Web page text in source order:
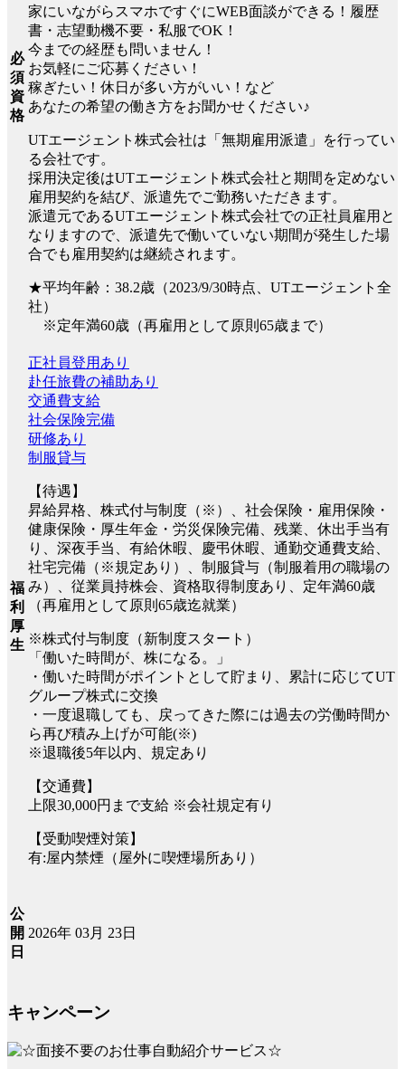
必
須
資
格
家にいながらスマホですぐにWEB面談ができる！履歴
書・志望動機不要・私服でOK！
今までの経歴も問いません！
お気軽にご応募ください！
稼ぎたい！休日が多い方がいい！など
あなたの希望の働き方をお聞かせください♪
UTエージェント株式会社は「無期雇用派遣」を行ってい
る会社です。
採用決定後はUTエージェント株式会社と期間を定めない
雇用契約を結び、派遣先でご勤務いただきます。
派遣元であるUTエージェント株式会社での正社員雇用と
なりますので、派遣先で働いていない期間が発生した場
合でも雇用契約は継続されます。
★平均年齢：38.2歳（2023/9/30時点、UTエージェント全
社）
※定年満60歳（再雇用として原則65歳まで）
福
利
厚
生
正社員登用あり
赴任旅費の補助あり
交通費支給
社会保険完備
研修あり
制服貸与
【待遇】
昇給昇格、株式付与制度（※）、社会保険・雇用保険・
健康保険・厚生年金・労災保険完備、残業、休出手当有
り、深夜手当、有給休暇、慶弔休暇、通勤交通費支給、
社宅完備（※規定あり）、制服貸与（制服着用の職場の
み）、従業員持株会、資格取得制度あり、定年満60歳
（再雇用として原則65歳迄就業）
※株式付与制度（新制度スタート）
「働いた時間が、株になる。」
・働いた時間がポイントとして貯まり、累計に応じてUT
グループ株式に交換
・一度退職しても、戻ってきた際には過去の労働時間か
ら再び積み上げが可能(※)
※退職後5年以内、規定あり
【交通費】
上限30,000円まで支給 ※会社規定有り
【受動喫煙対策】
有:屋内禁煙（屋外に喫煙場所あり）
公
開
日
2026年 03月 23日
キャンペーン